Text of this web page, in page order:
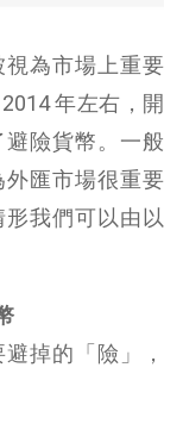
為市場上重要
年左右，開
險貨幣。一般
匯市場很重要
我們可以由以
掉的「險」，